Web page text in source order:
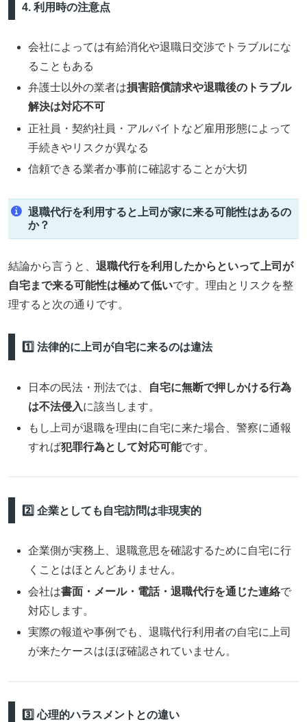
4. 利用時の注意点
会社によっては有給消化や退職日交渉でトラブルにな
ることもある
弁護士以外の業者は損害賠償請求や退職後のトラブル
解決は対応不可
正社員・契約社員・アルバイトなど雇用形態によって
手続きやリスクが異なる
信頼できる業者か事前に確認することが大切
退職代行を利用すると上司が家に来る可能性はあるの
か？
結論から言うと、 退職代行を利用したからといって上司が
自宅まで来る可能性は極めて低いです。理由とリスクを整
理すると次の通りです。
1️⃣ 法律的に上司が自宅に来るのは違法
日本の民法・刑法では、
自宅に無断で押しかける行為
は不法侵入に該当します。
もし上司が退職を理由に自宅に来た場合、警察に通報
すれば犯罪行為として対応可能です。
2️⃣ 企業としても自宅訪問は非現実的
企業側が実務上、退職意思を確認するために自宅に行
くことはほとんどありません。
会社は書面・メール・電話・退職代行を通じた連絡で
対応します。
実際の報道や事例でも、退職代行利用者の自宅に上司
が来たケースはほぼ確認されていません。
3️⃣ 心理的ハラスメントとの違い